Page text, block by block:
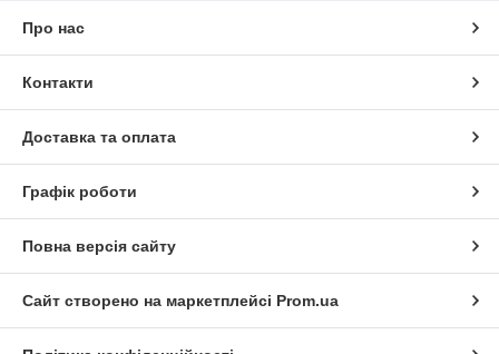
Про нас
Контакти
Доставка та оплата
Графік роботи
Повна версія сайту
Сайт створено на маркетплейсі Prom.ua